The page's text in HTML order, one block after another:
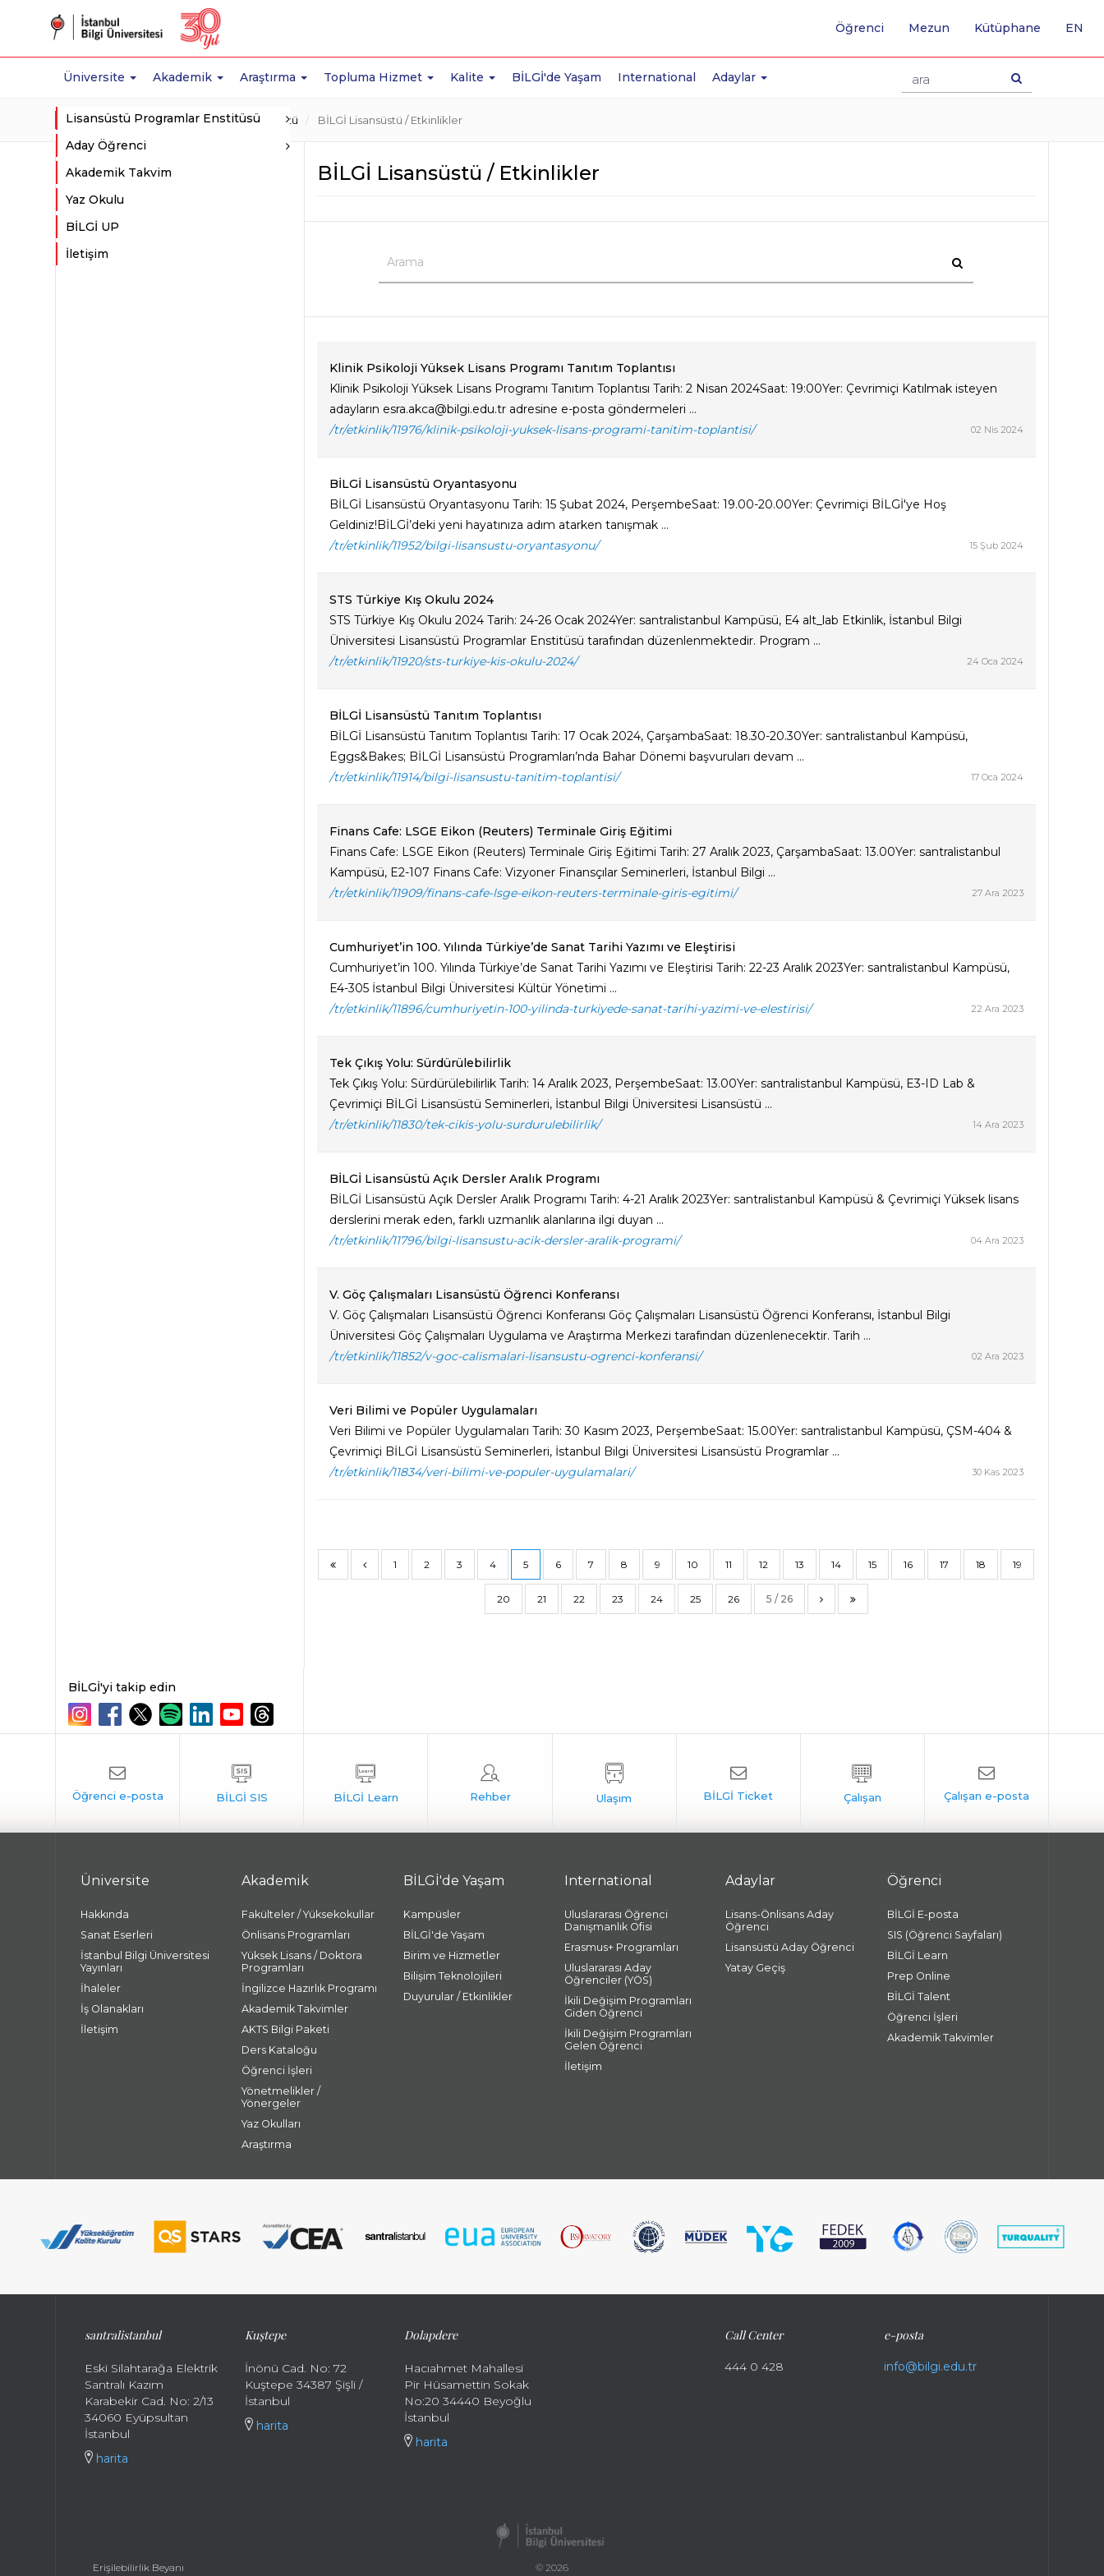
Üniversite Akademik Araştırma Topluma Hizmet Kalite BİLGİ'de Yaşam International Adaylar
Öğrenci Mezun Kütüphane EN
Ana Sayfa Akademik BİLGİ Lisansüstü BİLGİ Lisansüstü / Etkinlikler
Lisansüstü Programlar Enstitüsü
Aday Öğrenci
Akademik Takvim
Yaz Okulu
BİLGİ UP
İletişim
BİLGİ Lisansüstü / Etkinlikler
Klinik Psikoloji Yüksek Lisans Programı Tanıtım Toplantısı
Klinik Psikoloji Yüksek Lisans Programı Tanıtım Toplantısı Tarih: 2 Nisan 2024Saat: 19:00Yer: Çevrimiçi Katılmak isteyen
adayların esra.akca@bilgi.edu.tr adresine e-posta göndermeleri ...
/tr/etkinlik/11976/klinik-psikoloji-yuksek-lisans-programi-tanitim-toplantisi/
02 Nis 2024
BİLGİ Lisansüstü Oryantasyonu
BİLGİ Lisansüstü Oryantasyonu Tarih: 15 Şubat 2024, PerşembeSaat: 19.00-20.00Yer: Çevrimiçi BİLGİ'ye Hoş
Geldiniz!BİLGİ’deki yeni hayatınıza adım atarken tanışmak ...
/tr/etkinlik/11952/bilgi-lisansustu-oryantasyonu/
15 Şub 2024
STS Türkiye Kış Okulu 2024
STS Türkiye Kış Okulu 2024 Tarih: 24-26 Ocak 2024Yer: santralistanbul Kampüsü, E4 alt_lab Etkinlik, İstanbul Bilgi
Üniversitesi Lisansüstü Programlar Enstitüsü tarafından düzenlenmektedir. Program ...
/tr/etkinlik/11920/sts-turkiye-kis-okulu-2024/
24 Oca 2024
BİLGİ Lisansüstü Tanıtım Toplantısı
BİLGİ Lisansüstü Tanıtım Toplantısı Tarih: 17 Ocak 2024, ÇarşambaSaat: 18.30-20.30Yer: santralistanbul Kampüsü,
Eggs&Bakes; BİLGİ Lisansüstü Programları’nda Bahar Dönemi başvuruları devam ...
/tr/etkinlik/11914/bilgi-lisansustu-tanitim-toplantisi/
17 Oca 2024
Finans Cafe: LSGE Eikon (Reuters) Terminale Giriş Eğitimi
Finans Cafe: LSGE Eikon (Reuters) Terminale Giriş Eğitimi Tarih: 27 Aralık 2023, ÇarşambaSaat: 13.00Yer: santralistanbul
Kampüsü, E2-107 Finans Cafe: Vizyoner Finansçılar Seminerleri, İstanbul Bilgi ...
/tr/etkinlik/11909/finans-cafe-lsge-eikon-reuters-terminale-giris-egitimi/
27 Ara 2023
Cumhuriyet’in 100. Yılında Türkiye’de Sanat Tarihi Yazımı ve Eleştirisi
Cumhuriyet’in 100. Yılında Türkiye’de Sanat Tarihi Yazımı ve Eleştirisi Tarih: 22-23 Aralık 2023Yer: santralistanbul Kampüsü,
E4-305 İstanbul Bilgi Üniversitesi Kültür Yönetimi ...
/tr/etkinlik/11896/cumhuriyetin-100-yilinda-turkiyede-sanat-tarihi-yazimi-ve-elestirisi/
22 Ara 2023
Tek Çıkış Yolu: Sürdürülebilirlik
Tek Çıkış Yolu: Sürdürülebilirlik Tarih: 14 Aralık 2023, PerşembeSaat: 13.00Yer: santralistanbul Kampüsü, E3-ID Lab &
Çevrimiçi BİLGİ Lisansüstü Seminerleri, İstanbul Bilgi Üniversitesi Lisansüstü ...
/tr/etkinlik/11830/tek-cikis-yolu-surdurulebilirlik/
14 Ara 2023
BİLGİ Lisansüstü Açık Dersler Aralık Programı
BİLGİ Lisansüstü Açık Dersler Aralık Programı Tarih: 4-21 Aralık 2023Yer: santralistanbul Kampüsü & Çevrimiçi Yüksek lisans
derslerini merak eden, farklı uzmanlık alanlarına ilgi duyan ...
/tr/etkinlik/11796/bilgi-lisansustu-acik-dersler-aralik-programi/
04 Ara 2023
V. Göç Çalışmaları Lisansüstü Öğrenci Konferansı
V. Göç Çalışmaları Lisansüstü Öğrenci Konferansı Göç Çalışmaları Lisansüstü Öğrenci Konferansı, İstanbul Bilgi
Üniversitesi Göç Çalışmaları Uygulama ve Araştırma Merkezi tarafından düzenlenecektir. Tarih ...
/tr/etkinlik/11852/v-goc-calismalari-lisansustu-ogrenci-konferansi/
02 Ara 2023
Veri Bilimi ve Popüler Uygulamaları
Veri Bilimi ve Popüler Uygulamaları Tarih: 30 Kasım 2023, PerşembeSaat: 15.00Yer: santralistanbul Kampüsü, ÇSM-404 &
Çevrimiçi BİLGİ Lisansüstü Seminerleri, İstanbul Bilgi Üniversitesi Lisansüstü Programlar ...
/tr/etkinlik/11834/veri-bilimi-ve-populer-uygulamalari/
30 Kas 2023
1 2 3 4 5 6 7 8 9 10 11 12 13 14 15 16 17 18 19
20 21 22 23 24 25 26 5 / 26
BİLGİ'yi takip edin
Üniversite
Hakkında
Sanat Eserleri
İstanbul Bilgi Üniversitesi
Yayınları
İhaleler
İş Olanakları
İletişim
Akademik
Fakülteler / Yüksekokullar
Önlisans Programları
Yüksek Lisans / Doktora
Programları
İngilizce Hazırlık Programı
Akademik Takvimler
AKTS Bilgi Paketi
Ders Kataloğu
Öğrenci İşleri
Yönetmelikler /
Yönergeler
Yaz Okulları
Araştırma
BİLGİ'de Yaşam
Kampüsler
BİLGİ'de Yaşam
Birim ve Hizmetler
Bilişim Teknolojileri
Duyurular / Etkinlikler
International
Uluslararası Öğrenci
Danışmanlık Ofisi
Erasmus+ Programları
Uluslararası Aday
Öğrenciler (YÖS)
İkili Değişim Programları
Giden Öğrenci
İkili Değişim Programları
Gelen Öğrenci
İletişim
Adaylar
Lisans-Önlisans Aday
Öğrenci
Lisansüstü Aday Öğrenci
Yatay Geçiş
Öğrenci
BİLGİ E-posta
SIS (Öğrenci Sayfaları)
BİLGİ Learn
Prep Online
BİLGİ Talent
Öğrenci İşleri
Akademik Takvimler
santralistanbul
Eski Silahtarağa Elektrik
Santralı Kazım
Karabekir Cad. No: 2/13
34060 Eyüpsultan
İstanbul
harita
Kuştepe
İnönü Cad. No: 72
Kuştepe 34387 Şişli /
İstanbul
harita
Dolapdere
Hacıahmet Mahallesi
Pir Hüsamettin Sokak
No:20 34440 Beyoğlu
İstanbul
harita
Call Center
444 0 428
e-posta
info@bilgi.edu.tr
Erişilebilirlik Beyanı © 2026